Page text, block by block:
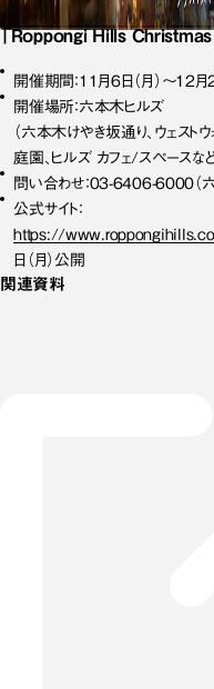
「Roppongi Hills Christmas
開催期間：11月6日（月）～12月
開催場所：六本木ヒルズ
（六本木けやき坂通り、ウェスト
庭園、ヒルズ カフェ/スペースなど
問い合わせ：03-6406-6000（六
公式サイト：
https://
日（月）公開
関連資料